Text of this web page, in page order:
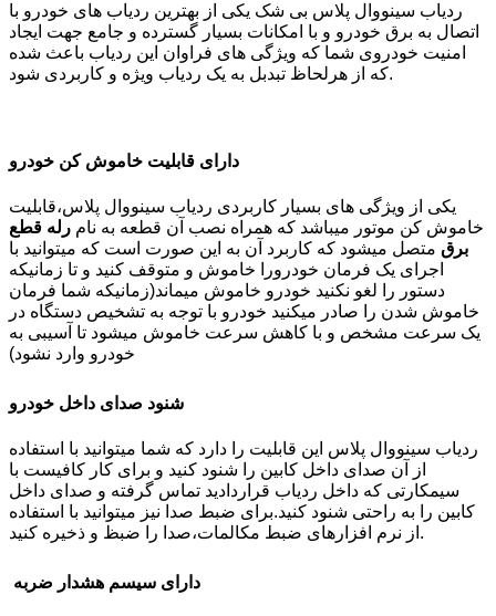
ردیاب سینووال پلاس بی شک یکی از بهترین ردیاب های خودرو با
اتصال به برق خودرو و با امکانات بسیار گسترده و جامع جهت ایجاد
امنیت خودروی شما که ویژگی های فراوان این ردیاب باعث شده
که از هرلحاظ تبدبل به یک ردیاب ویژه و کاربردی شود.
یکی از ویژگی های بسیار کاربردی ردیاب سینووال پلاس،قابلیت
خاموش کن موتور میباشد که همراه نصب آن قطعه به نام رله قطع
برق متصل میشود که کاربرد آن به این صورت است که میتوانید با
اجرای یک فرمان خودرورا خاموش و متوقف کنید و تا زمانیکه
دستور را لغو نکنید خودرو خاموش میماند(زمانیکه شما فرمان
خاموش شدن را صادر میکنید خودرو با توجه به تشخیص دستگاه در
یک سرعت مشخص و با کاهش سرعت خاموش میشود تا آسیبی به
خودرو وارد نشود)
ردیاب سینووال پلاس این قابلیت را دارد که شما میتوانید با استفاده
از آن صدای داخل کابین را شنود کنید و برای کار کافیست با
سیمکارتی که داخل ردیاب قراردادید تماس گرفته و صدای داخل
کابین را به راحتی شنود کنید.برای ضبط صدا نیز میتوانید با استفاده
از نرم افزارهای ضبط مکالمات،صدا را ضبظ و ذخیره کنید.